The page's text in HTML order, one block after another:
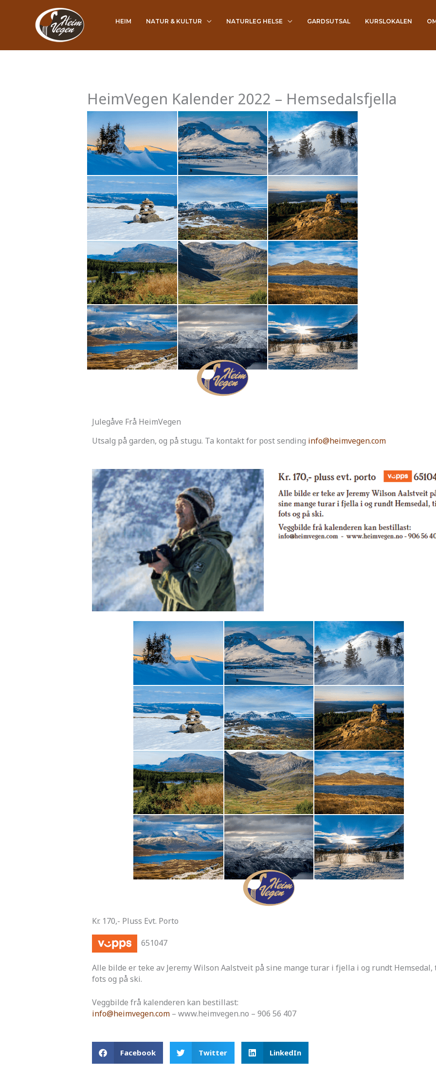
HEIM NATUR & KULTUR NATURLEG HELSE GARDSUTSAL KURSLOKALEN
HeimVegen Kalender 2022 – Hemsedalsfjella
Julegåve Frå HeimVegen
Utsalg på garden, og på stugu. Ta kontakt for post sending info@heimvegen.com
Kr. 170,- Pluss Evt. Porto
651047
Alle bilde er teke av Jeremy Wilson Aalstveit på sine mange turar i fjella i og rundt Hemsedal,
fots og på ski.
Veggbilde frå kalenderen kan bestillast:
info@heimvegen.com– www.heimvegen.no – 906 56 407
Facebook Twitter LinkedIn